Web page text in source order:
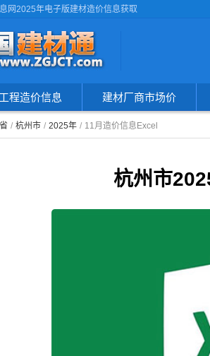
网2025年电子版建材造价信息获取
程造价信息 建材厂商市场价
杭州市 2025年 11月造价信息Excel
杭州市